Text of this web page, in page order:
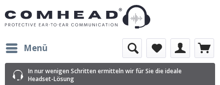
Menü
In nur wenigen Schritten ermitteln wir für Sie die ideale
Headset-Lösung